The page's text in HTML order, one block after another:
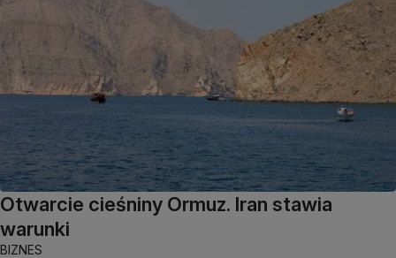
Otwarcie cieśniny Ormuz. Iran stawia
warunki
BIZNES